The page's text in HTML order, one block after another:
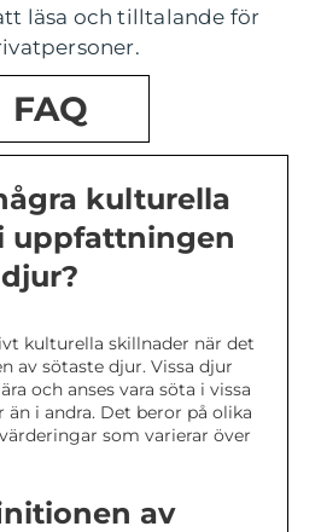
läsa och tilltalande för
FAQ
kulturella
uppfattningen
kulturella skillnader när det
av sötaste djur. Vissa djur
och anses vara söta i vissa
i andra. Det beror på olika
som varierar över
av